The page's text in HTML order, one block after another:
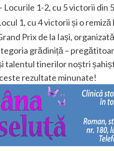
Locurile 1-2, cu 5 victorii din
1, cu 4 victorii și o
Prix de la Iași,
grădiniță –
talentul tinerilor noștri
rezultate minunate!